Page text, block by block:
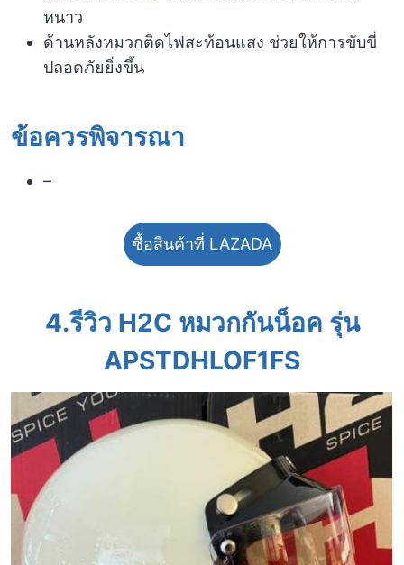
หนาว
ด้านหลังหมวกติดไฟสะท้อนแสง ช่วยให้การขับขี่
ปลอดภัยยิ่งขึ้น
ข้อควรพิจารณา​
–
ซื้อสินค้าที่ LAZADA
4.รีวิว H2C หมวกกันน็อค รุ่น
APSTDHLOF1FS